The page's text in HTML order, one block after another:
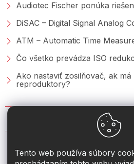
Tento web používa súbory
Audiotec Fischer ponúka
DiSAC – Digital Signal Analog
ATM – Automatic Time
Čo všetko prevádza ISO
Ako nastaviť zosilňovač, ak má
reproduktory?
KONTAKT
info@2din.sk